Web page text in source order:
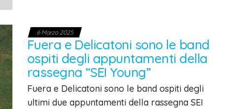
6 Marzo 2025
Fuera e Delicatoni sono le band
ospiti degli appuntamenti della
rassegna “SEI Young”
Fuera e Delicatoni sono le band ospiti degli
ultimi due appuntamenti della rassegna SEI